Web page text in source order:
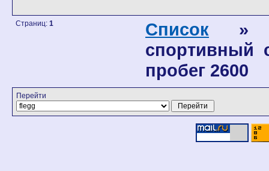
Страниц: 1 Список
спортивный
пробег 2600
Перейти